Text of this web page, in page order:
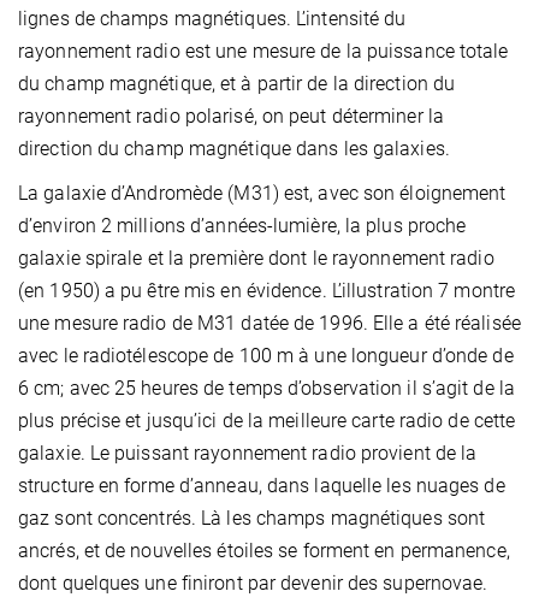
lignes de champs magnétiques. L’intensité du
rayonnement radio est une mesure de la puissance totale
du champ magnétique, et à partir de la direction du
rayonnement radio polarisé, on peut déterminer la
direction du champ magnétique dans les galaxies.
La galaxie d’Andromède (M31) est, avec son éloignement
d’environ 2 millions d’années-lumière, la plus proche
galaxie spirale et la première dont le rayonnement radio
(en 1950) a pu être mis en évidence. L’illustration 7 montre
une mesure radio de M31 datée de 1996. Elle a été réalisée
avec le radiotélescope de 100 m à une longueur d’onde de
6 cm; avec 25 heures de temps d’observation il s’agit de la
plus précise et jusqu’ici de la meilleure carte radio de cette
galaxie. Le puissant rayonnement radio provient de la
structure en forme d’anneau, dans laquelle les nuages de
gaz sont concentrés. Là les champs magnétiques sont
ancrés, et de nouvelles étoiles se forment en permanence,
dont quelques une finiront par devenir des supernovae.